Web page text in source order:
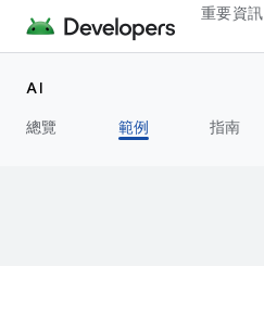
重要資訊
AI
總覽
範例 指南